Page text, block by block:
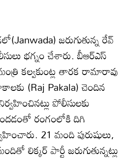
జరుగుతున్న రేవ్
భగ్నం చేశారు. బీఆర్ఎస్
కల్వకుంట్ల తారక రామారావు
(Raj Pakala) చెందిన
పోలీసులకు
రంగంలోకి దిగి
21 మంది పురుషులు,
లిక్కర్ పార్టీ జరుగుతున్నట్లు